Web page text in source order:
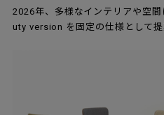
2026年、多様なインテリアや空
uty version を固定の仕様として提